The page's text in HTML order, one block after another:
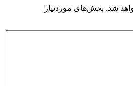
شد. بخش‌های موردنیاز